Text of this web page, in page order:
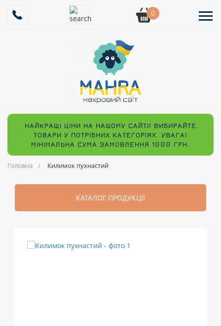
0
НАЙКРАЩІ ЦІНИ НА НАШОМУ САЙТІ! ВИБИРАЙТЕ
ТОВАРИ У ПОТРІБНИХ КАТЕГОРІЯХ. УВАГА!
МІНІМАЛЬНА СУМА ЗАМОВЛЕННЯ 1000 ГРН.
Головна Килимок пухнастий
КАТАЛОГ ПРОДУКЦІЇ